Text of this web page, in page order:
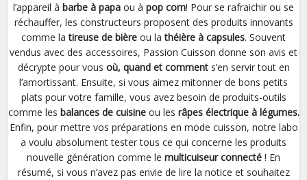
l’appareil à barbe à papa ou à pop corn! Pour se rafraichir ou se
réchauffer, les constructeurs proposent des produits innovants
comme latireuse de bière ou lathéière à capsules. Souvent
vendus avec des accessoires, Passion Cuisson donne son avis et
décrypte pour vous où, quand et comments’en servir tout en
l’amortissant. Ensuite, si vous aimez mitonner de bons petits
plats pour votre famille, vous avez besoin de produits-outils
comme les balances de cuisineou les râpes électrique à légumes.
Enfin, pour mettre vos préparations en mode cuisson, notre labo
a voulu absolument tester tous ce qui concerne les produits
nouvelle génération comme le multicuiseur connecté ! En
résumé, si vous n’avez pas envie de lire la notice et souhaitez